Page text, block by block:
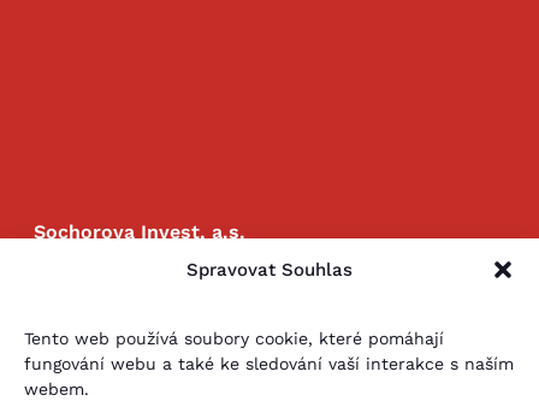
Spravovat Souhlas
Tento web používá soubory cookie, které pomáhají
fungování webu a také ke sledování vaší interakce s naším
webem.
Sochorova Invest, a.s.
Sochorova 3262/23
Zásady cookies GDPR